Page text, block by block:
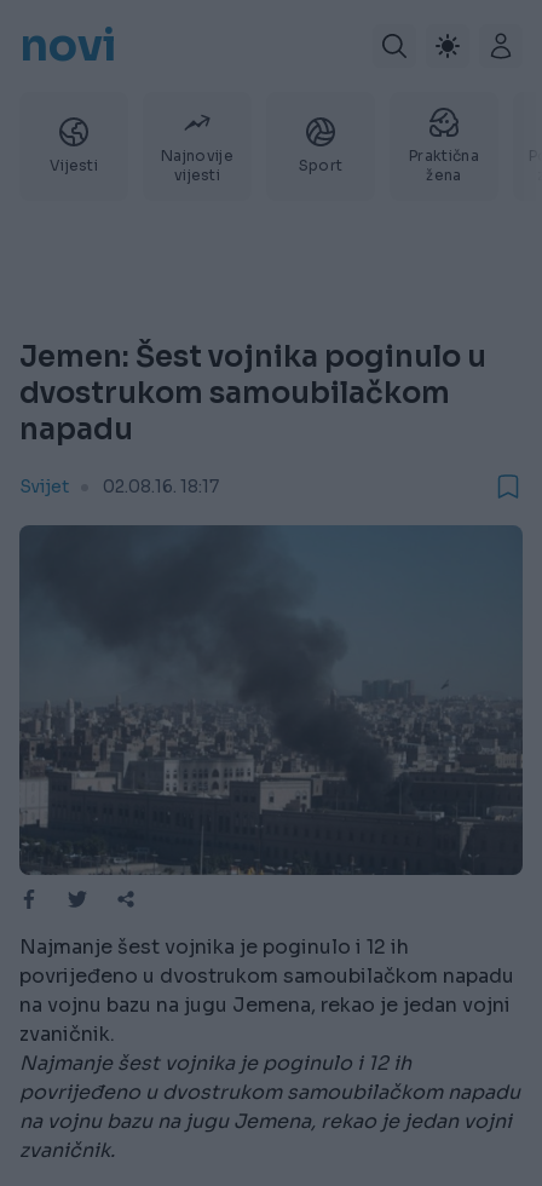
novi
Vijesti
Najnovije
vijesti
Sport
Praktična
žena
Jemen: Šest vojnika poginulo u
dvostrukom samoubilačkom
napadu
Svijet 02.08.16. 18:17
Najmanje šest vojnika je poginulo i 12 ih
povrijeđeno u dvostrukom samoubilačkom napadu
na vojnu bazu na jugu Jemena, rekao je jedan vojni
zvaničnik.
Najmanje šest vojnika je poginulo i 12 ih
povrijeđeno u dvostrukom samoubilačkom napadu
na vojnu bazu na jugu Jemena, rekao je jedan vojni
zvaničnik.